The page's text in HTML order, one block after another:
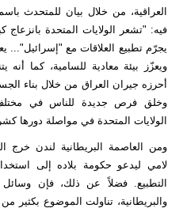
العراقية، من خلال بيان للمتحدث
فيه: "تشعر الولايات المتحدة بانزعاج
يجرّم تطبيع العلاقات مع "إسرائيل"...
ويعزّز بيئة معادية للسامية، كما
أحرزه جيران العراق من خلال بناء
وخلق فرص جديدة للناس في مختلف
الولايات المتحدة في مواصلة دورها
ومن العاصمة البريطانية لندن خرج
لامي ليدعو حكومة بلاده إلى
التطبيع. فضلاً عن ذلك، فإن وسائل
والبريطانية، تناولت الموضوع بكثير